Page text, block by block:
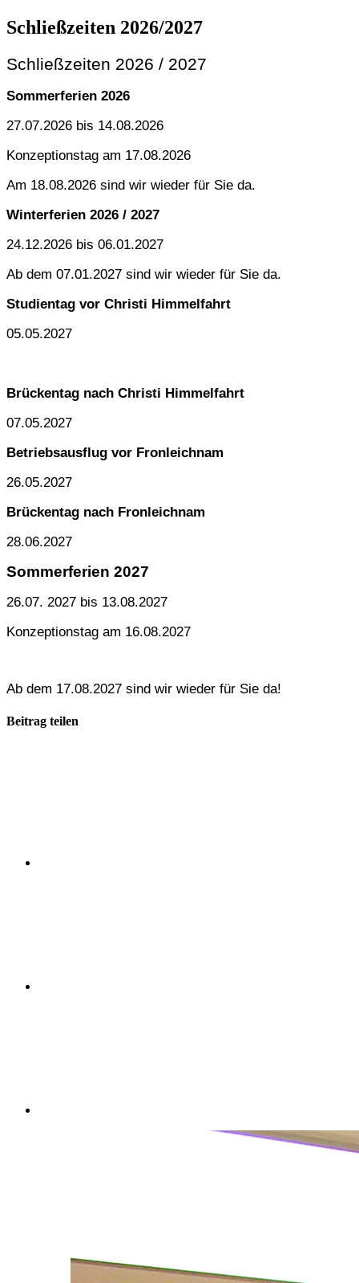
Schließzeiten 2026/2027
Schließzeiten 2026 / 2027
Sommerferien 2026
27.07.2026 bis 14.08.2026
Konzeptionstag am 17.08.2026
Am 18.08.2026 sind wir wieder für Sie da.
Winterferien 2026 / 2027
24.12.2026 bis 06.01.2027
Ab dem 07.01.2027 sind wir wieder für Sie da.
Studientag vor Christi Himmelfahrt
05.05.2027
Brückentag nach Christi Himmelfahrt
07.05.2027
Betriebsausflug vor Fronleichnam
26.05.2027
Brückentag nach Fronleichnam
28.06.2027
Sommerferien 2027
26.07. 2027 bis 13.08.2027
Konzeptionstag am 16.08.2027
Ab dem 17.08.2027 sind wir wieder für Sie da!
Beitrag teilen